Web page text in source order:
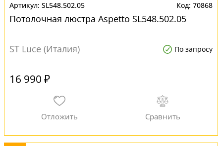
SL548.502.05 70868
Потолочная люстра Aspetto SL548.502.05
ST Luce (Италия) По запросу
16 990 ₽